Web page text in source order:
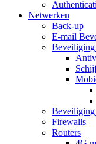
Netwerken
Back-up
E-mail
Beveiliging
Beveiliging
Firewalls
Routers